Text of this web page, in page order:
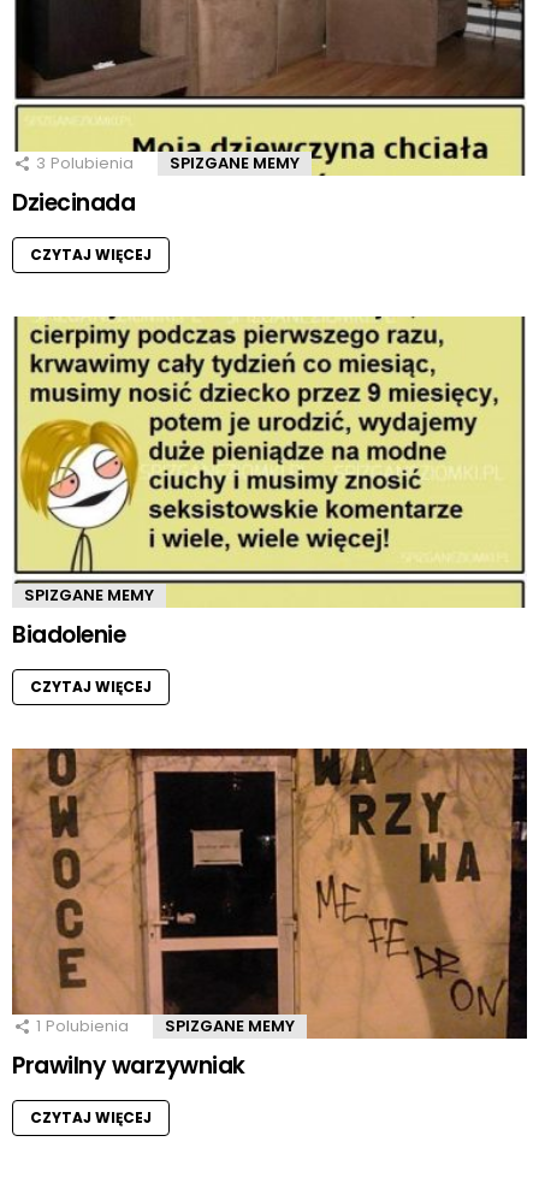
3 Polubienia SPIZGANE MEMY
Dziecinada
CZYTAJ WIĘCEJ
SPIZGANE MEMY
Biadolenie
CZYTAJ WIĘCEJ
1 Polubienia SPIZGANE MEMY
Prawilny warzywniak
CZYTAJ WIĘCEJ